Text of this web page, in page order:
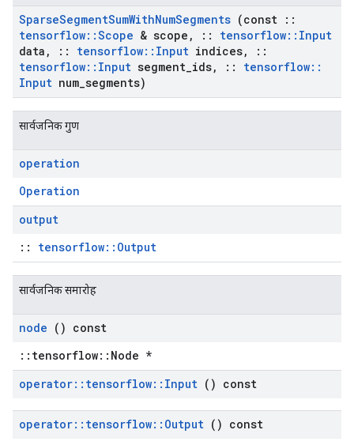
SparseSegmentSumWithNumSegments (const ::
tensorflow::Scope & scope , :: tensorflow:: Input
data , :: tensorflow:: Input indices,
::
tensorflow:: Input segment ids, :: tensorflow::
Input num segments)
सार्वजनिक गुण
operation
Operation
output
:: tensorflow::Output
सार्वजनिक समारोह
node () const
::tensorflow::Node *
operator:: tensorflow:: Input () const
operator:: tensorflow:: Output () const